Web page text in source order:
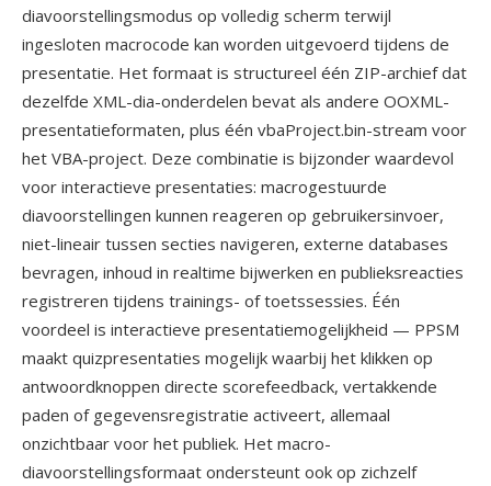
diavoorstellingsmodus op volledig scherm terwijl
ingesloten macrocode kan worden uitgevoerd tijdens de
presentatie. Het formaat is structureel één ZIP-archief dat
dezelfde XML-dia-onderdelen bevat als andere OOXML-
presentatieformaten, plus één vbaProject.bin-stream voor
het VBA-project. Deze combinatie is bijzonder waardevol
voor interactieve presentaties: macrogestuurde
diavoorstellingen kunnen reageren op gebruikersinvoer,
niet-lineair tussen secties navigeren, externe databases
bevragen, inhoud in realtime bijwerken en publieksreacties
registreren tijdens trainings- of toetssessies. Één
voordeel is interactieve presentatiemogelijkheid — PPSM
maakt quizpresentaties mogelijk waarbij het klikken op
antwoordknoppen directe scorefeedback, vertakkende
paden of gegevensregistratie activeert, allemaal
onzichtbaar voor het publiek. Het macro-
diavoorstellingsformaat ondersteunt ook op zichzelf